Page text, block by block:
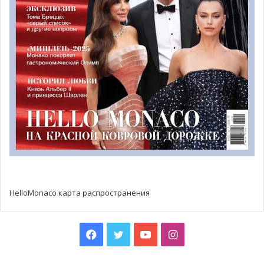
HelloMonaco карта распространения
Facebook
TwitterYouTubeInstagram